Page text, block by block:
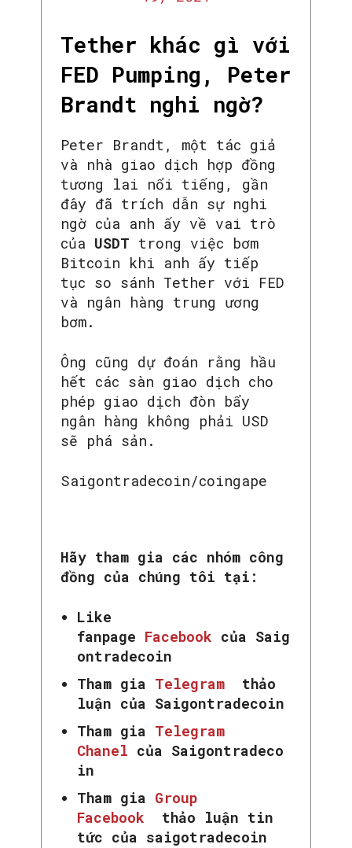
SEARCH...
Tether khác gì với
FED Pumping, Peter
Brandt nghi ngờ?
Peter Brandt, một tác giả
và nhà giao dịch hợp đồng
tương lai nổi tiếng, gần
đây đã trích dẫn sự nghi
ngờ của anh ấy về vai trò
của USDT trong việc bơm
Bitcoin khi anh ấy tiếp
tục so sánh Tether với FED
và ngân hàng trung ương
bơm.
Ông cũng dự đoán rằng hầu
hết các sàn giao dịch cho
phép giao dịch đòn bẩy
ngân hàng không phải USD
sẽ phá sản.
Saigontradecoin/coingape
Hãy tham gia các nhóm công
đồng của chúng tôi tại:
Like
fanpage Facebook của Saig
ontradecoin
Tham gia Telegram
thảo
luận của Saigontradecoin
Tham gia Telegram
Chanel của Saigontradeco
in
Tham gia Group
Facebook
thảo luận tin
tức của saigotradecoin